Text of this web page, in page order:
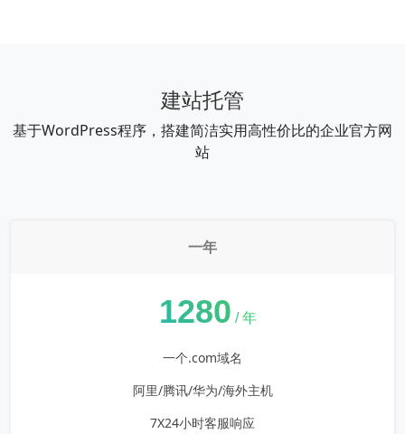
建站托管
基于WordPress程序，搭建简洁实用高性价比的企业官方网
站
一年
1280 / 年
一个.com域名
阿里/腾讯/华为/海外主机
7X24小时客服响应